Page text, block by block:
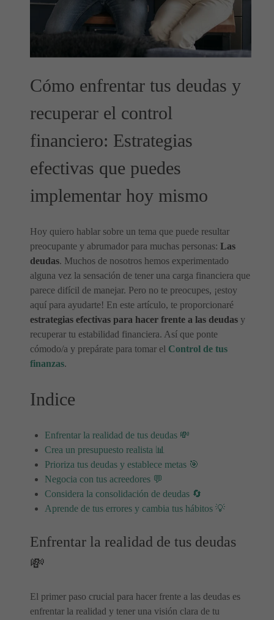
Cómo enfrentar tus deudas y
recuperar el control
financiero: Estrategias
efectivas que puedes
implementar hoy mismo
Hoy quiero hablar sobre un tema que puede resultar
preocupante y abrumador para muchas personas: Las
deudas. Muchos de nosotros hemos experimentado
alguna vez la sensación de tener una carga financiera que
parece difícil de manejar. Pero no te preocupes, ¡estoy
aquí para ayudarte! En este artículo, te proporcionaré
estrategias efectivas para hacer frente a las deudas y
recuperar tu estabilidad financiera. Así que ponte
cómodo/a y prepárate para tomar el Control de tus
finanzas.
Indice
Enfrentar la realidad de tus deudas 💸
Crea un presupuesto realista 📊
Prioriza tus deudas y establece metas 🎯
Negocia con tus acreedores 💬
Considera la consolidación de deudas 🔄
Aprende de tus errores y cambia tus hábitos 💡
Enfrentar la realidad de tus deudas
💸
El primer paso crucial para hacer frente a las deudas es
enfrentar la realidad y tener una visión clara de tu